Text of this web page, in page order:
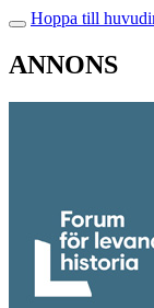
Hoppa till
ANNONS